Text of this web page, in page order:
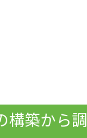
構築から調